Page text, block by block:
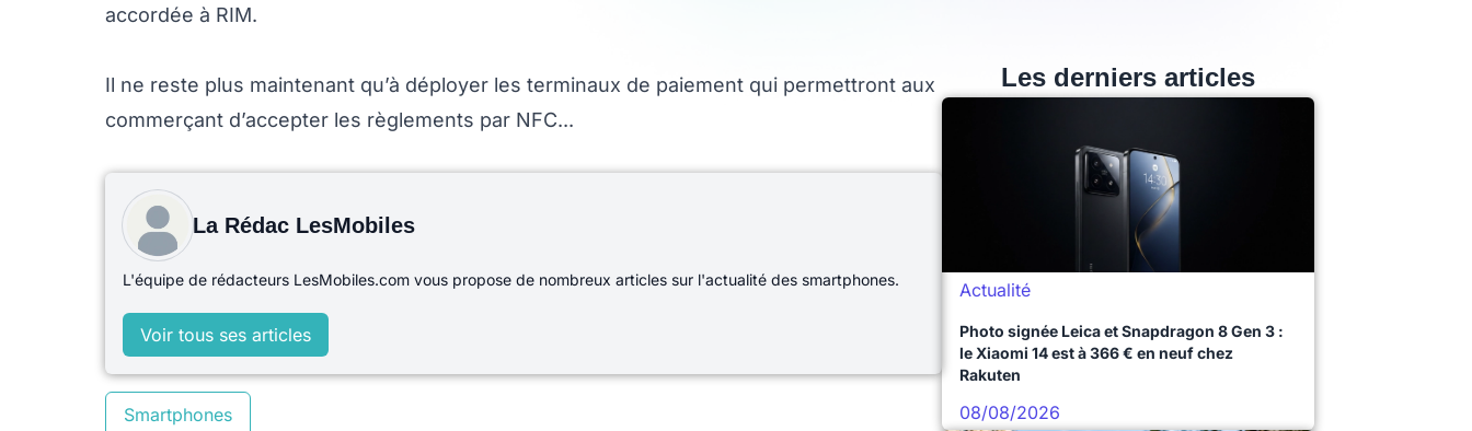
accordée à RIM.
Il ne reste plus maintenant qu’à déployer les terminaux de paiement qui permettront aux
commerçant d’accepter les règlements par NFC...
La Rédac LesMobiles
L'équipe de rédacteurs LesMobiles.com vous propose de nombreux articles sur l'actualité des smartphones.
Voir tous ses articles
Smartphones
Les derniers articles
Actualité
Photo signée Leica et Snapdragon 8 Gen 3 :
le Xiaomi 14 est à 366 € en neuf chez
Rakuten
08/08/2026